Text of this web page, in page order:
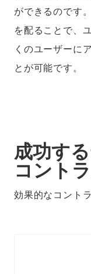
ができるのです
を配ることで、
くのユーザーに
とが可能です。
成功す
コント
効果的なコント